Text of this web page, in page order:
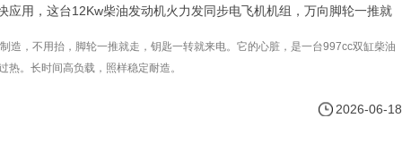
应用，这台12Kw柴油发动机火力发同步电飞机机组，万向脚轮一推就
造​，不用抬，脚轮一推就走，钥匙一转就来电。它的心脏，是一台997cc双缸柴油
热。长时间高负载，照样稳定耐造。
2026-06-18